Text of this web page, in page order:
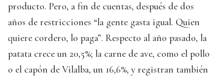
producto. Pero, a fin de cuentas, después de dos
años de restricciones “la gente gasta igual. Quien
quiere cordero, lo paga”. Respecto al año pasado, la
patata crece un 20,5%; la carne de ave, como el pollo
o el capón de Vilalba, un 16,6%, y registran también